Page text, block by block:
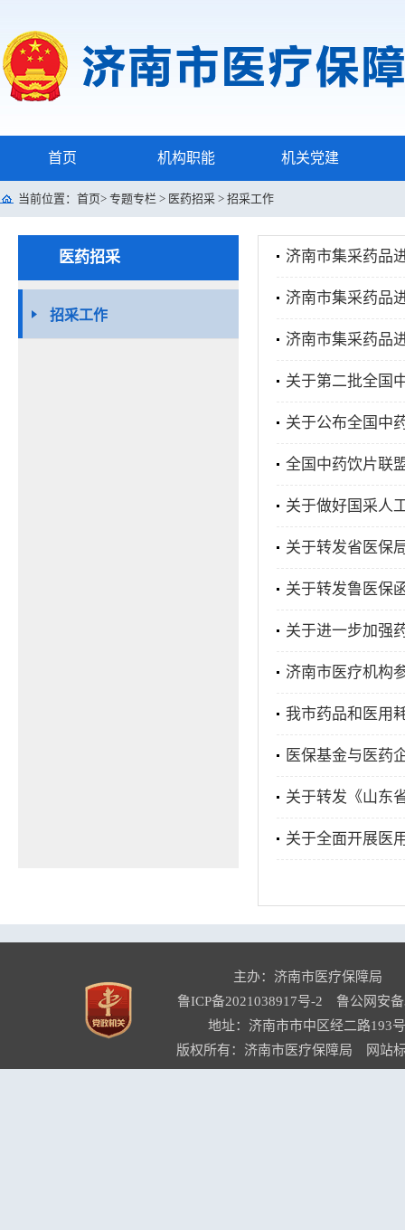
首页 机构职能 机关党建
当前位置： 首页> 专题专栏 > 医药招采 > 招采工作
医药招采
招采工作
济南市集采药品
济南市集采药品
济南市集采药品
关于第二批全国
关于公布全国中
全国中药饮片联
关于做好国采人
关于转发省医保
关于转发鲁医保
关于进一步加强
济南市医疗机构
我市药品和医用
医保基金与医药
关于转发《山东
关于全面开展医
主办：济南市医疗保障局
鲁ICP备2021038917号-2
鲁公网安
地址：济南市市中区经二路193
版权所有：济南市医疗保障局 网站